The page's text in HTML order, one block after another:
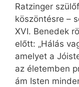
Ratzinger
köszöntésre –
XVI. Benedek
előtt: „Hálás
amelyet a
az életemben
ám Isten